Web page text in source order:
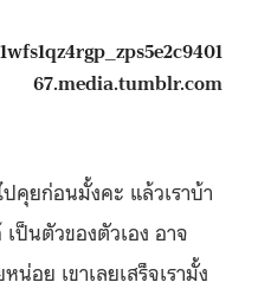
67.media.tumblr.com
ปคุยก่อนมั้งคะ แล้วเราบ้า
ป็นตัวของตัวเอง อาจ
น่อย เขาเลยเสร็จเรามั้ง